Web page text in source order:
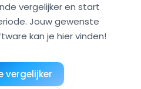
vergelijker en start
Jouw gewenste
kan je hier vinden!
vergelijker